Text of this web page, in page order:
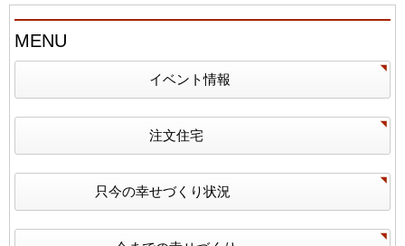
MENU
イベント情報
注文住宅
只今の幸せづくり状況